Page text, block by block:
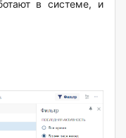
в системе, и